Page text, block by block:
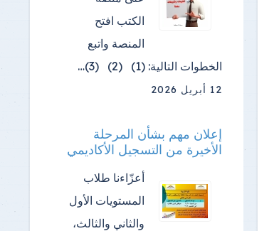
الكتب افتح
المنصة واتبع
الخطوات التالية: (1) (2) (3)…
12 أبريل 2026
إعلان مهم بشأن المرحلة
الأخيرة من التسجيل الأكاديمي
أعزّاءنا طلاب
المستويات الأول
والثاني والثالث،